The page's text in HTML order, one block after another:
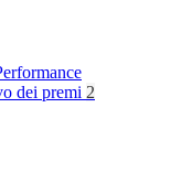
dei premi 2